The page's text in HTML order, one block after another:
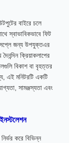
বাইরে চলে
স্বাভাবিকভাবে ফিট
জন্য উপযুক্তএর
ক্রিয়াকলাপের
বিকাশ বা বৃহত্তর
এই মনিটরটি একটি
সামঞ্জস্যতা এবং
করে বিভিন্ন